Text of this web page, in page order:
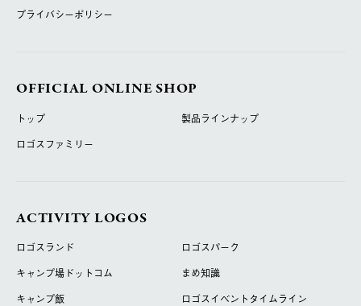
プライバシーポリシー
OFFICIAL ONLINE SHOP
トップ
製品ラインナップ
ロゴスファミリー
ACTIVITY LOGOS
ロゴスランド
ロゴスパーク
キャンプ場ドットコム
まめ知識
キャンプ飯
ロゴスイベントタイムライン